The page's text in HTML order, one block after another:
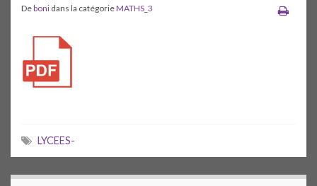
Deboni dans la catégorieMATHS_3
LYCEES-